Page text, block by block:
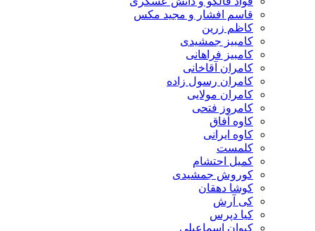
قاسم افشار و مجید مکس
کاظم زرین
کامبیز جمشیدی
کامبیز فراهانی
کامران آقاخانی
کامران رسول زاده
کامران مولایی
کامروز فتحی
کاوه آفاق
کاوه ایرانی
کلمست
کمیل احتشام
کوروش جمشیدی
کوشا دهقان
کی آرش
کیا دپرس
کیوان اسماعیلی